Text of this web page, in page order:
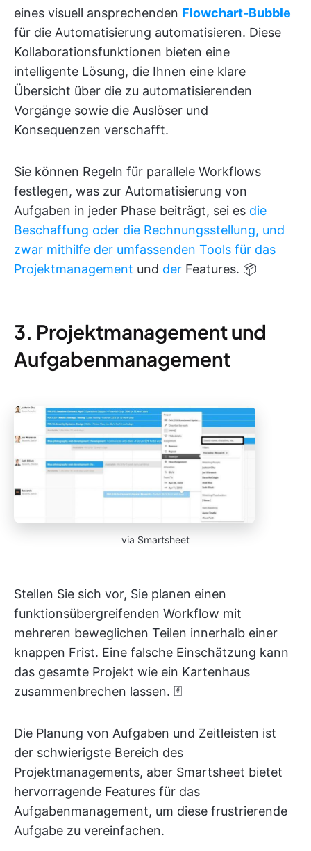
eines visuell ansprechenden Flowchart-Bubble
für die Automatisierung automatisieren. Diese
Kollaborationsfunktionen bieten eine
intelligente Lösung, die Ihnen eine klare
Übersicht über die zu automatisierenden
Vorgänge sowie die Auslöser und
Konsequenzen verschafft.
Sie können Regeln für parallele Workflows
festlegen, was zur Automatisierung von
Aufgaben in jeder Phase beiträgt, sei es die
Beschaffung oder die Rechnungsstellung, und
zwar mithilfe der umfassenden Tools für das
Projektmanagement und der Features. 📦
3. Projektmanagement und
Aufgabenmanagement
via Smartsheet
Stellen Sie sich vor, Sie planen einen
funktionsübergreifenden Workflow mit
mehreren beweglichen Teilen innerhalb einer
knappen Frist. Eine falsche Einschätzung kann
das gesamte Projekt wie ein Kartenhaus
zusammenbrechen lassen. 🃏
Die Planung von Aufgaben und Zeitleisten ist
der schwierigste Bereich des
Projektmanagements, aber Smartsheet bietet
hervorragende Features für das
Aufgabenmanagement, um diese frustrierende
Aufgabe zu vereinfachen.